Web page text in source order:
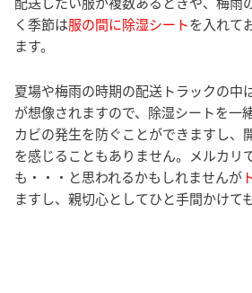
く季節は服の間に除湿シートを入れて
ます。
夏場や梅雨の時期の配送トラックの中
が想像されますので、除湿シートを一
カビの発生を防ぐことができますし、
を感じることもありません。メルカリ
も・・・と思われるかもしれませんが
ますし、親切心としてひと手間かけて